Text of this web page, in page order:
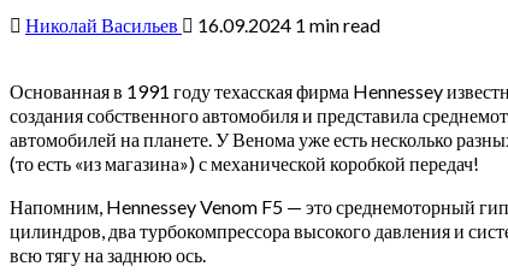
Николай Васильев 16.09.2024 1 min read
Основанная в 1991 году техасская фирма Hennessey
создания собственного автомобиля и представила
автомобилей на планете. У Венома уже есть несколько
(то есть «из магазина») с механической коробкой передач!
Напомним, Hennessey Venom F5 — это среднемоторный
цилиндров, два турбокомпрессора высокого давления и
всю тягу на заднюю ось.